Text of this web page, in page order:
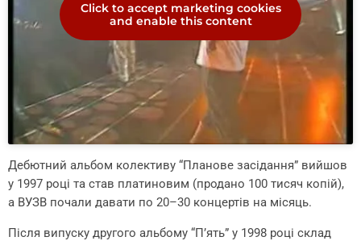
Click to accept marketing cookies
and enable this content
Дебютний альбом колективу “Планове засідання” вийшов
у 1997 році та став платиновим (продано 100 тисяч копій),
а ВУЗВ почали давати по 20–30 концертів на місяць.
Після випуску другого альбому “П’ять” у 1998 році склад